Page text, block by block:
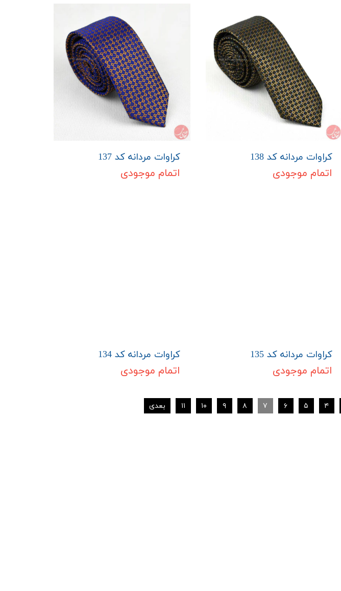
کراوات مردانه کد 138
اتمام موجودی
کراوات مردانه کد 137
اتمام موجودی
کراوات مردانه کد 135
اتمام موجودی
کراوات مردانه کد 134
اتمام موجودی
۴ ۵ ۶ ۷ ۸ ۹ ۱۰ ۱۱ بعدی